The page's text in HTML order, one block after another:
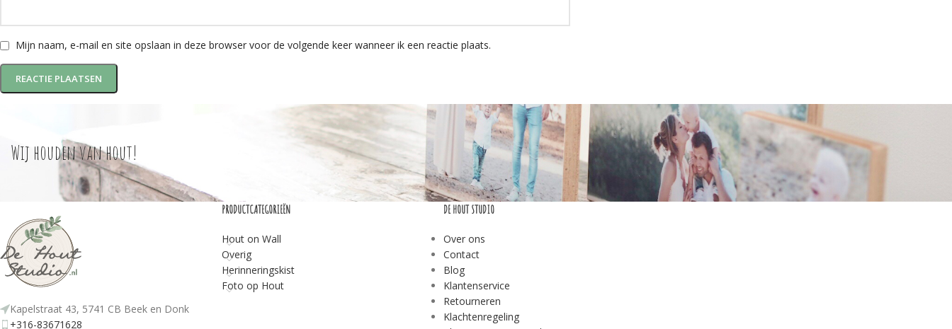
Mijn naam, e-mail en site opslaan in deze browser voor de volgende keer wanneer ik een reactie plaats.
Wij houden van hout!
Kapelstraat 43, 5741 CB Beek en Donk
+316-83671628
PRODUCTCATEGORIEËN
Hout on Wall
Overig
Herinneringskist
Foto op Hout
DE HOUT STUDIO
Over ons
Contact
Blog
Klantenservice
Retourneren
Klachtenregeling